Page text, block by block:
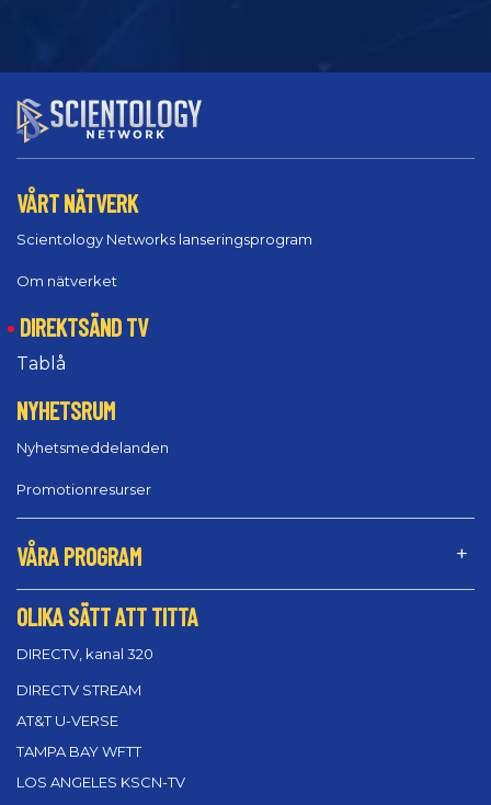
VÅRT NÄTVERK
Scientology Networks lanseringsprogram
Om nätverket
DIREKTSÄND TV
Tablå
NYHETSRUM
Nyhetsmeddelanden
Promotionresurser
VÅRA PROGRAM
OLIKA SÄTT ATT TITTA
DIRECTV, kanal 320
DIRECTV STREAM
AT&T U-VERSE
TAMPA BAY WFTT
LOS ANGELES KSCN-TV